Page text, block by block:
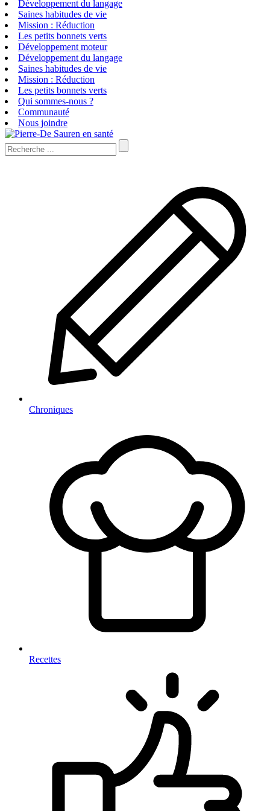
Développement du langage
Saines habitudes de vie
Mission : Réduction
Les petits bonnets verts
Développement moteur
Développement du langage
Saines habitudes de vie
Mission : Réduction
Les petits bonnets verts
Qui sommes-nous ?
Communauté
Nous joindre
Chroniques
Recettes